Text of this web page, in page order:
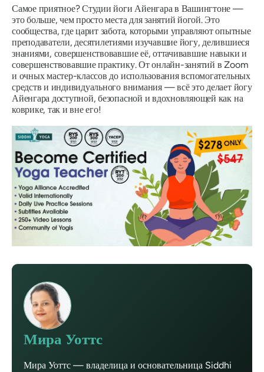
Самое приятное? Студии йоги Айенгара в Вашингтоне —
это больше, чем просто места для занятий йогой. Это
сообщества, где царит забота, которыми управляют опытные
преподаватели, десятилетиями изучавшие йогу, делившиеся
знаниями, совершенствовавшие её, оттачивавшие навыки и
совершенствовавшие практику. От онлайн-занятий в Zoom
и очных мастер-классов до использования вспомогательных
средств и индивидуального внимания — всё это делает йогу
Айенгара доступной, безопасной и вдохновляющей как на
коврике, так и вне его!
Мира Уоттс
Мира Уоттс — владелица и основательница Siddhi